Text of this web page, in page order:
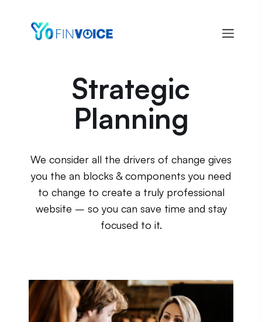
Strategic
Planning
We consider all the drivers of change gives
you the an blocks & components you need
to change to create a truly professional
website – so you can save time and stay
focused to it.